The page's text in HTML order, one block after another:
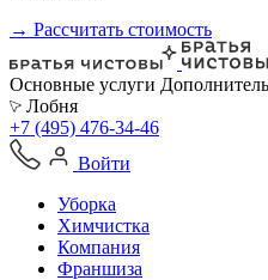
→ Рассчитать стоимость
Основные услуги
Лобня
+7 (495) 476-34-46
Войти
Уборка
Химчистка
Компания
Франшиза